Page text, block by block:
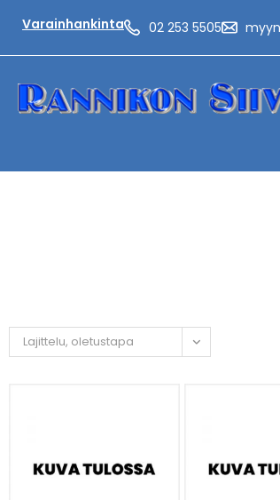
Varainhankinta 02 253 5505
Lajittelu, oletustapa